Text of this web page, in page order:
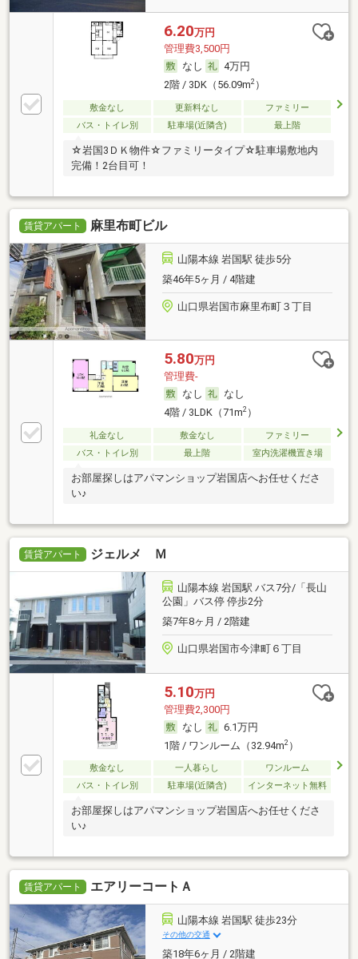
6.20万円
管理費3,500円
なし
4万円
2階 / 3DK（56.09m2）
敷金なし 更新料なし
ファミリー
バス・トイレ別
駐車場(近隣含) 最上階
☆岩国3ＤＫ物件☆ファミリータイプ☆駐車場敷地内
完備！2台目可！
賃貸アパート 麻里布町ビル
山陽本線 岩国駅 徒歩5分
築46年5ヶ月 / 4階建
山口県岩国市麻里布町３丁目
5.80万円
管理費-
なし
なし
4階 / 3LDK（71m2）
礼金なし 敷金なし
ファミリー
バス・トイレ別
最上階 室内洗濯機置き場
お部屋探しはアパマンショップ岩国店へお任せくださ
い♪
賃貸アパート ジェルメ Ｍ
山陽本線 岩国駅 バス7分/「長山
公園」バス停 停歩2分
築7年8ヶ月 / 2階建
山口県岩国市今津町６丁目
5.10万円
管理費2,300円
なし
6.1万円
1階 / ワンルーム（32.94m2）
敷金なし 一人暮らし
ワンルーム
バス・トイレ別
駐車場(近隣含) インターネット無料
お部屋探しはアパマンショップ岩国店へお任せくださ
い♪
賃貸アパート エアリーコートＡ
山陽本線 岩国駅 徒歩23分
その他の交通
築18年6ヶ月 / 2階建